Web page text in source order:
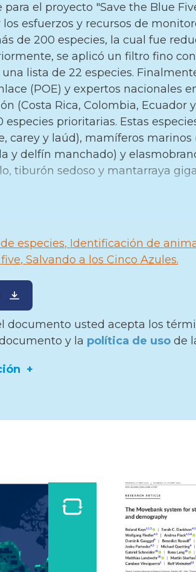
para el proyecto "Save the Blue
esfuerzos y recursos de
de 200 especies, la cual fue
se aplicó un filtro fino
lista de 22 especies.
(POE) y expertos nacionales
(Costa Rica, Colombia, Ecuador
especies prioritarias. Estas
carey y laúd), mamíferos
y delfín manchado) y
tiburón sedoso y mantarraya
especies Identificación de
Salvando a los Cinco Azules
documento usted acepta los
y la política de usode